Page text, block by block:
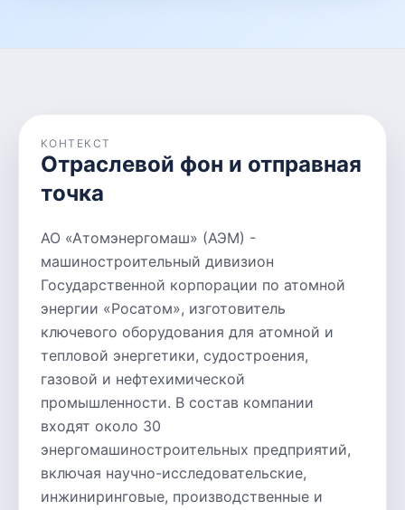
КОНТЕКСТ
Отраслевой фон и отправная
точка
АО «Атомэнергомаш» (АЭМ) -
машиностроительный дивизион
Государственной корпорации по атомной
энергии «Росатом», изготовитель
ключевого оборудования для атомной и
тепловой энергетики, судостроения,
газовой и нефтехимической
промышленности. В состав компании
входят около 30
энергомашиностроительных предприятий,
включая научно-исследовательские,
инжиниринговые, производственные и